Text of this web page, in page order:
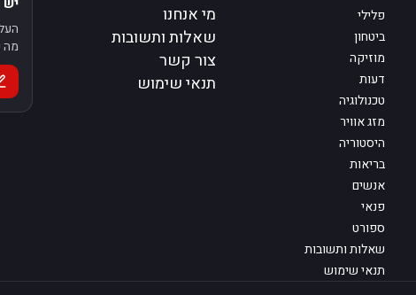
פלילי
ביטחון
מוזיקה
דעות
טכנולוגיה
מזג אוויר
היסטוריה
בריאות
אנשים
פנאי
ספורט
שאלות ותשובות
תנאי שימוש
מי אנחנו
שאלות ותשובות
צור קשר
תנאי שימוש
מה